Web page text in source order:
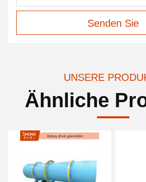
Senden Sie
UNSERE
Ähnliche